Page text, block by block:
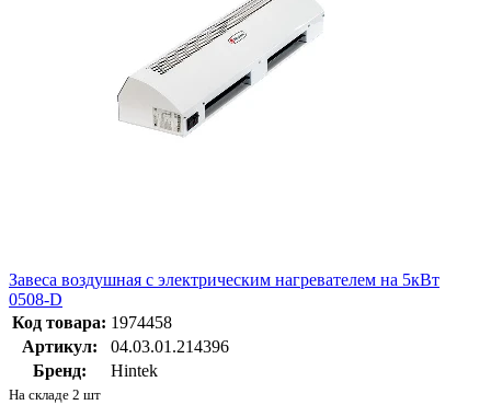
Завеса воздушная с электрическим нагревателем на 5кВт
0508-D
Код товара: 1974458
Артикул:
04.03.01.214396
Бренд:
Hintek
На складе 2 шт